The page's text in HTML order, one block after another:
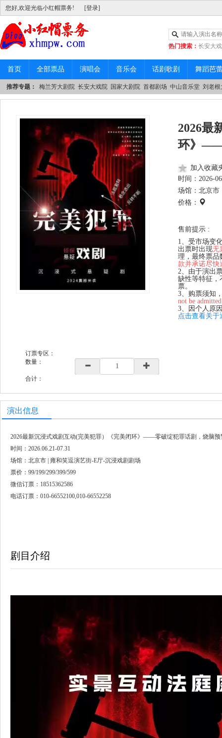
您好,欢迎光临小红帽票务! [登录]
热门搜索： 长安大
|中山音乐堂
首页 全部票品 演唱会 音乐会 话剧歌剧 舞蹈芭
推荐专题： 梅兰芳大剧院 长安大戏院 国家大剧院 首都剧场 中山音乐堂 刘老根
2026最
环》——
加入收藏
时间： 2026-
场馆：北京市
价格：
售前提示 :
1、受市场变
出票时出现无
理，最终票品
款并承诺尽快
2、由于演出
缺性等特征，
票。
3、购票须知
not be
3、因个人原
点击查看关于
订票专区：
数量：
合计：
演出信息
2026最新沉浸式戏剧互动(完美犯罪）《完美闭环》——零破绽犯罪话剧，烧脑预
时间：2026.06.21-07.31
场馆：北京市 | 雍和笑逗演艺街-E厅-沉浸戏剧剧场
票价：99/199/299/399/599
微信订票：18515362586
电话订票：010-66552100,010-66552258
剧目介绍